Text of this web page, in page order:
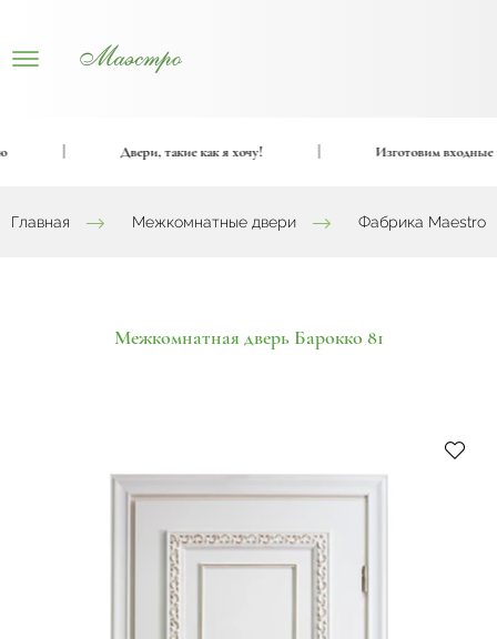
Двери, такие как я хочу! Изготовим входные и
Главная Межкомнатные двери Фабрика Maestro
Межкомнатная дверь Барокко 81